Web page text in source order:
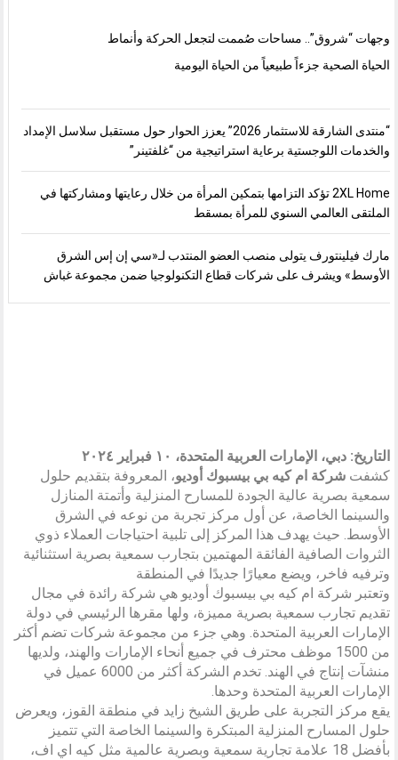
وجهات “شروق”.. مساحات صُممت لتجعل الحركة وأنماط
الحياة الصحية جزءاً طبيعياً من الحياة اليومية
“منتدى الشارقة للاستثمار 2026” يعزز الحوار حول مستقبل سلاسل الإمداد
والخدمات اللوجستية برعاية استراتيجية من “غلفتينر”
2XL Home تؤكد التزامها بتمكين المرأة من خلال رعايتها ومشاركتها في
الملتقى العالمي السنوي للمرأة بمسقط
مارك فيلينتورف يتولى منصب العضو المنتدب لـ«سي إن إس الشرق
الأوسط» ويشرف على شركات قطاع التكنولوجيا ضمن مجموعة غباش
التاريخ: دبي، الإمارات العربية المتحدة، ١٠ فبراير ٢٠٢٤
كشفتشركة ام كيه بي بيسبوك أوديو، المعروفة بتقديم حلول
سمعية بصرية عالية الجودة للمسارح المنزلية وأتمتة المنازل
والسينما الخاصة، عن أول مركز تجربة من نوعه في الشرق
الأوسط. حيث يهدف هذا المركز إلى تلبية احتياجات العملاء ذوي
الثروات الصافية الفائقة المهتمين بتجارب سمعية بصرية استثنائية
وترفيه فاخر، ويضع معيارًا جديدًا في المنطقة
وتعتبر شركة ام كيه بي بيسبوك أوديو هي شركة رائدة في مجال
تقديم تجارب سمعية بصرية مميزة، ولها مقرها الرئيسي في دولة
الإمارات العربية المتحدة. وهي جزء من مجموعة شركات تضم أكثر
من 1500 موظف محترف في جميع أنحاء الإمارات والهند، ولديها
منشآت إنتاج في الهند. تخدم الشركة أكثر من 6000 عميل في
الإمارات العربية المتحدة وحدها.
يقع مركز التجربة على طريق الشيخ زايد في منطقة القوز، ويعرض
حلول المسارح المنزلية المبتكرة والسينما الخاصة التي تتميز
بأفضل 18 علامة تجارية سمعية وبصرية عالمية مثل كيه اي اف،